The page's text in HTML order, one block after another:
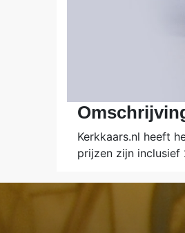
Kerkkaars.nl heeft
prijzen zijn inclusief